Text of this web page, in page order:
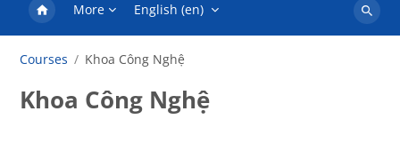
More English ‎(en)‎
Search
Courses Khoa Công Nghệ
Khoa Công Nghệ